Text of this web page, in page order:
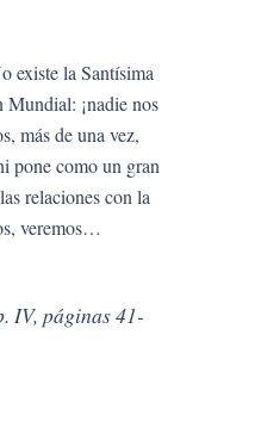
existe la Santísima
Mundial: ¡nadie nos
más de una vez,
pone como un gran
relaciones con la
veremos…
IV, páginas 41-